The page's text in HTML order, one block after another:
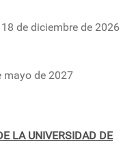
de diciembre de 2026
mayo de 2027
LA UNIVERSIDAD DE